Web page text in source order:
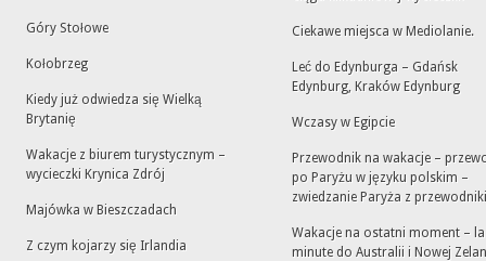
Góry Stołowe
Kołobrzeg
Kiedy już odwiedza się Wielką
Brytanię
Wakacje z biurem turystycznym –
wycieczki Krynica Zdrój
Majówka w Bieszczadach
Z czym kojarzy się Irlandia
Ciekawe miejsca w Mediolanie.
Leć do Edynburga – Gdańsk
Edynburg, Kraków Edynburg
Wczasy w Egipcie
Przewodnik na wakacje –
po Paryżu w języku polskim –
zwiedzanie Paryża z
Wakacje na ostatni moment –
minute do Australii i Nowej